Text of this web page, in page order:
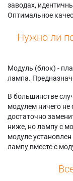
заводах,
Оптимальное
Нужно ли
Модуль (блок) -
лампа.
В большинстве
модулем ничего не
достаточно
ниже, но лампу с
модуле
лампу вместе с